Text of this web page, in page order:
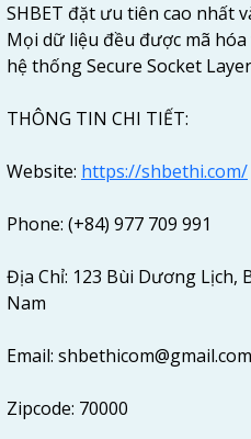
SHBET đặt ưu tiên cao nhất
Mọi dữ liệu đều được mã
hệ thống Secure Socket
THÔNG TIN CHI TIẾT:
Website: https://shbethi.com/
Phone: (+84) 977 709 991
Địa Chỉ: 123 Bùi Dương Lịch,
Nam
Email: shbethicom@gmail.com
Zipcode: 70000